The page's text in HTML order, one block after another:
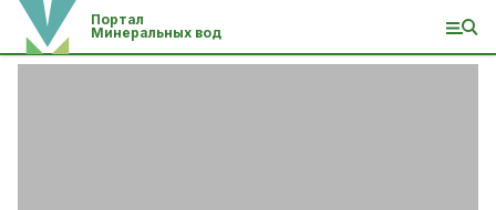
Портал
Минеральных вод